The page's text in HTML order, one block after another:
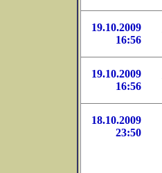
19.10.2009
16:56
19.10.2009
16:56
18.10.2009
23:50